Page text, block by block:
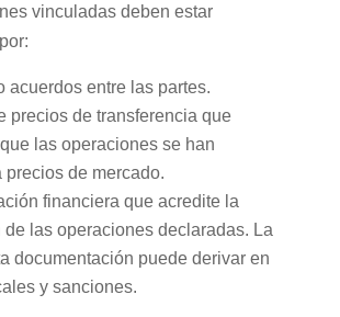
vinculadas deben estar
acuerdos entre las partes.
precios de transferencia que
las operaciones se han
precios de mercado.
financiera que acredite la
de las operaciones declaradas. La
documentación puede derivar en
y sanciones.